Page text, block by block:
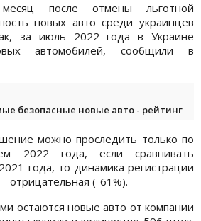
после отмены льготной
новых авто среди украинцев
за июль 2022 года в Украине
автомобилей, сообщили в
безопасные новые авто - рейтинг
можно проследить только по
2022 года, если сравнивать
года, то динамика регистрации
отрицательная (-61%).
остаются новые авто от компании